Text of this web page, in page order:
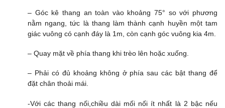
– Góc kê thang an toàn vào khoảng 75° so với phương
nằm ngang, tức là thang làm thành cạnh huyền một tam
giác vuông có cạnh đáy là 1m, còn cạnh góc vuông kia 4m.
– Quay mặt về phía thang khi trèo lên hoặc xuống.
– Phải có đủ khoảng không ở phía sau các bật thang để
đặt chân thoải mái.
-Với các thang nối,chiều dài mối nối ít nhất là 2 bậc nếu